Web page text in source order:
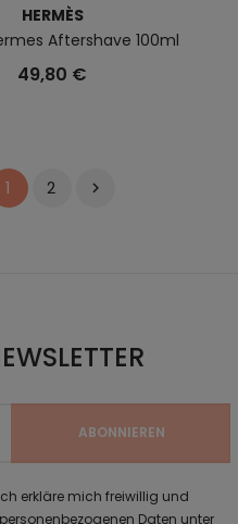
HERMÈS
Aftershave 100ml
49,80 €
1 2 
erkläre mich freiwillig und
Daten unter